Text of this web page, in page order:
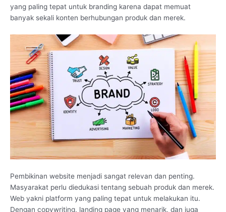
yang paling tepat untuk branding karena dapat memuat
banyak sekali konten berhubungan produk dan merek.
Pembikinan website menjadi sangat relevan dan penting.
Masyarakat perlu diedukasi tentang sebuah produk dan merek.
Web yakni platform yang paling tepat untuk melakukan itu.
Dengan copywriting, landing page yang menarik, dan juga